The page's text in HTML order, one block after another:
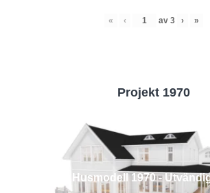
« ‹ av 3 › »
Projekt 1970
Husmodell 1970 -